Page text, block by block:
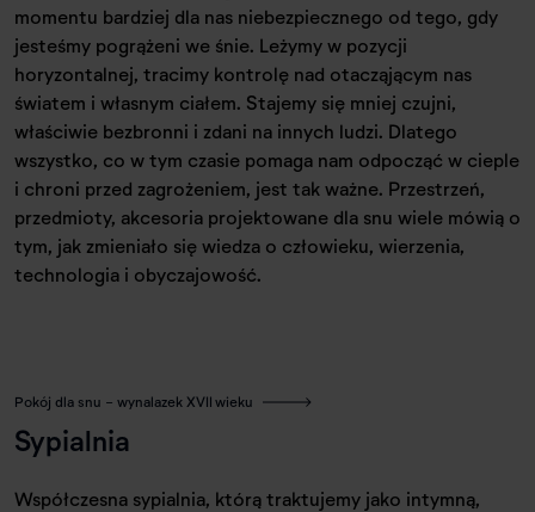
momentu bardziej dla nas niebezpiecznego od tego, gdy
jesteśmy pogrążeni we śnie. Leżymy w pozycji
horyzontalnej, tracimy kontrolę nad otacząjącym nas
światem i własnym ciałem. Stajemy się mniej czujni,
właściwie bezbronni i zdani na innych ludzi. Dlatego
wszystko, co w tym czasie pomaga nam odpocząć w cieple
i chroni przed zagrożeniem, jest tak ważne. Przestrzeń,
przedmioty, akcesoria projektowane dla snu wiele mówią o
tym, jak zmieniało się wiedza o człowieku, wierzenia,
technologia i obyczajowość.
Pokój dla snu - wynalazek XVII wieku
Sypialnia
Współczesna sypialnia, którą traktujemy jako intymną,